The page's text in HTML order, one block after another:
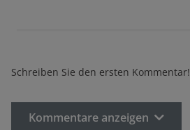
Schreiben Sie den ersten Kommentar!
Kommentare anzeigen